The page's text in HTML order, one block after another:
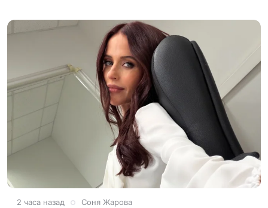
2 часа назад Соня Жарова